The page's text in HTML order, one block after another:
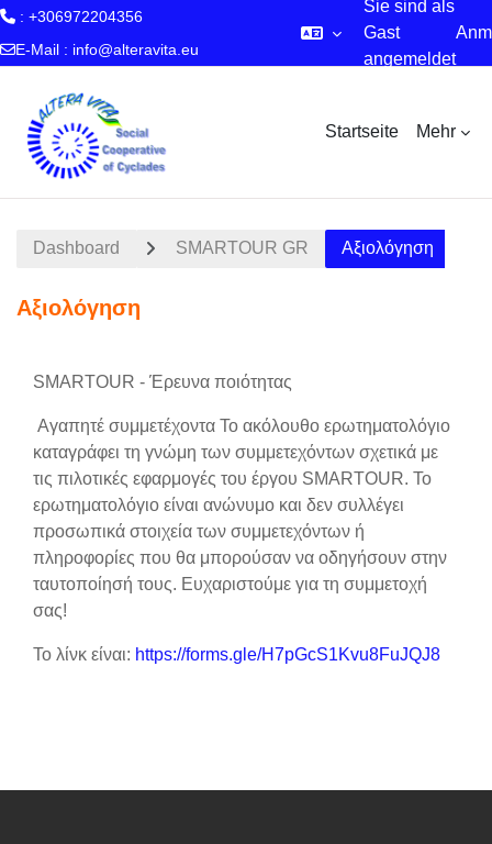
: +306972204356
E-Mail : info@alteravita.eu
Sie sind als
Gast
angemeldet
Startseite Mehr
Dashboard SMARTOUR GR Αξιολόγηση
Αξιολόγηση
Abschnittsübersicht
SMARTOUR - Έρευνα ποιότητας
Αγαπητέ συμμετέχοντα Το ακόλουθο ερωτηματολόγιο
καταγράφει τη γνώμη των συμμετεχόντων σχετικά με
τις πιλοτικές εφαρμογές του έργου SMARTOUR. Το
ερωτηματολόγιο είναι ανώνυμο και δεν συλλέγει
προσωπικά στοιχεία των συμμετεχόντων ή
πληροφορίες που θα μπορούσαν να οδηγήσουν στην
ταυτοποίησή τους. Ευχαριστούμε για τη συμμετοχή
σας!
Το λίνκ είναι: https://forms.gle/H7pGcS1Kvu8FuJQJ8